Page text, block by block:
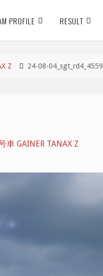
PROFILE RESULT
Z 24-08-04_sgt_rd4_4559
車 GAINER TANAX Z